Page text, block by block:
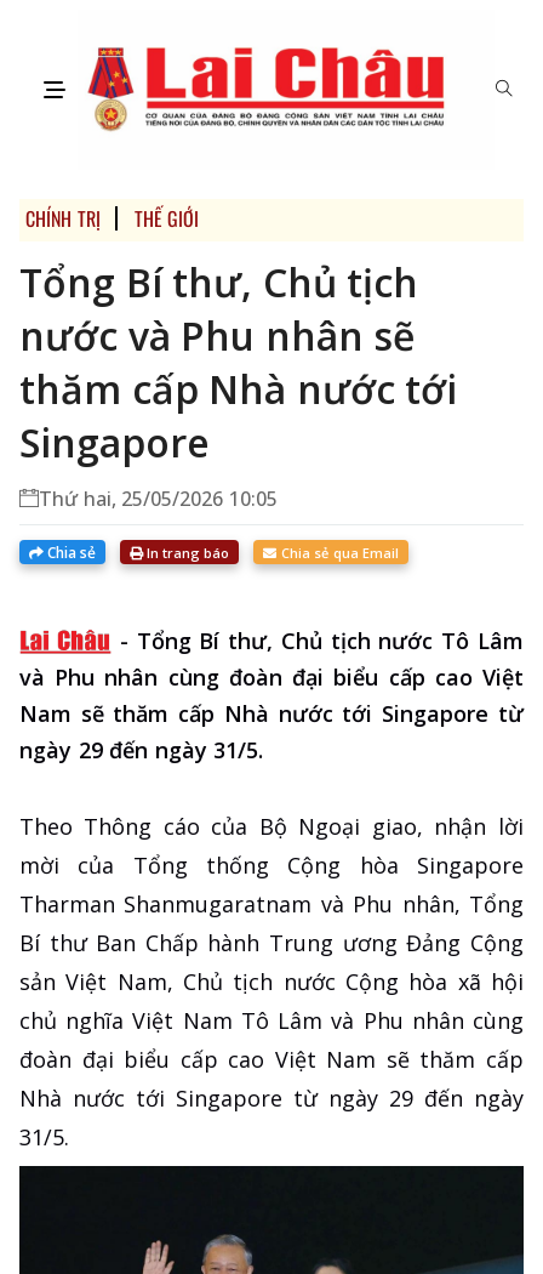
CHÍNH TRỊ THẾ GIỚI
Tổng Bí thư, Chủ tịch
nước và Phu nhân sẽ
thăm cấp Nhà nước tới
Singapore
Thứ hai, 25/05/2026 10:05
Chia sẻ In trang báo Chia sẻ qua Email
- Tổng Bí thư, Chủ tịch nước Tô Lâm
và Phu nhân cùng đoàn đại biểu cấp cao Việt
Nam sẽ thăm cấp Nhà nước tới Singapore từ
ngày 29 đến ngày 31/5.
Theo Thông cáo của Bộ Ngoại giao, nhận lời
mời của Tổng thống Cộng hòa Singapore
Tharman Shanmugaratnam và Phu nhân, Tổng
Bí thư Ban Chấp hành Trung ương Đảng Cộng
sản Việt Nam, Chủ tịch nước Cộng hòa xã hội
chủ nghĩa Việt Nam Tô Lâm và Phu nhân cùng
đoàn đại biểu cấp cao Việt Nam sẽ thăm cấp
Nhà nước tới Singapore từ ngày 29 đến ngày
31/5.